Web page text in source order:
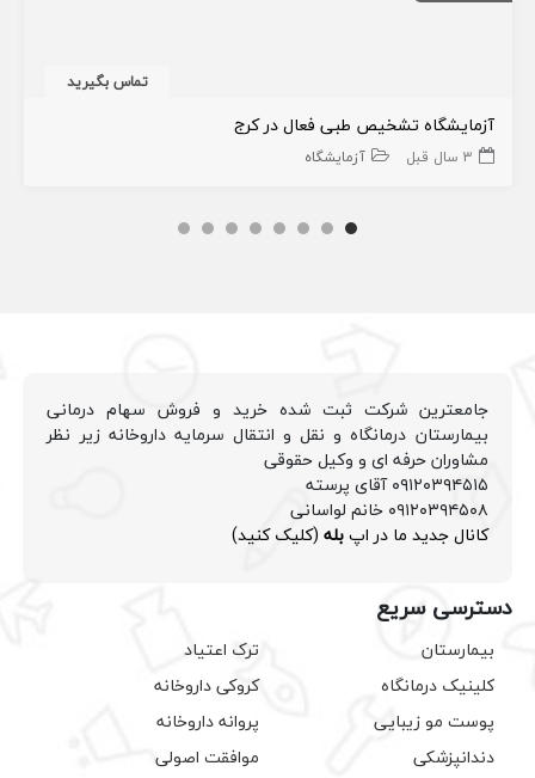
تماس بگیرید
آزمایشگاه تشخیص طبی فعال در کرج
3 سال قبل آزمایشگاه
جامعترین شرکت ثبت شده خرید و فروش سهام درمانی
بیمارستان درمانگاه و نقل و انتقال سرمایه داروخانه زیر نظر
مشاوران حرفه ای و وکیل حقوقی
۰۹۱۲۰۳۹۴۵۱۵ آقای پرسته
۰۹۱۲۰۳۹۴۵۰۸ خانم لواسانی
کانال جدید ما در اپبله (کلیک کنید)
دسترسی سریع
بیمارستان
کلینیک درمانگاه
پوست مو زیبایی
دندانپزشکی
ترک اعتیاد
کروکی داروخانه
پروانه داروخانه
موافقت اصولی